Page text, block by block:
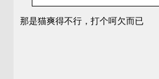
那是猫爽得不行，打个呵欠而已